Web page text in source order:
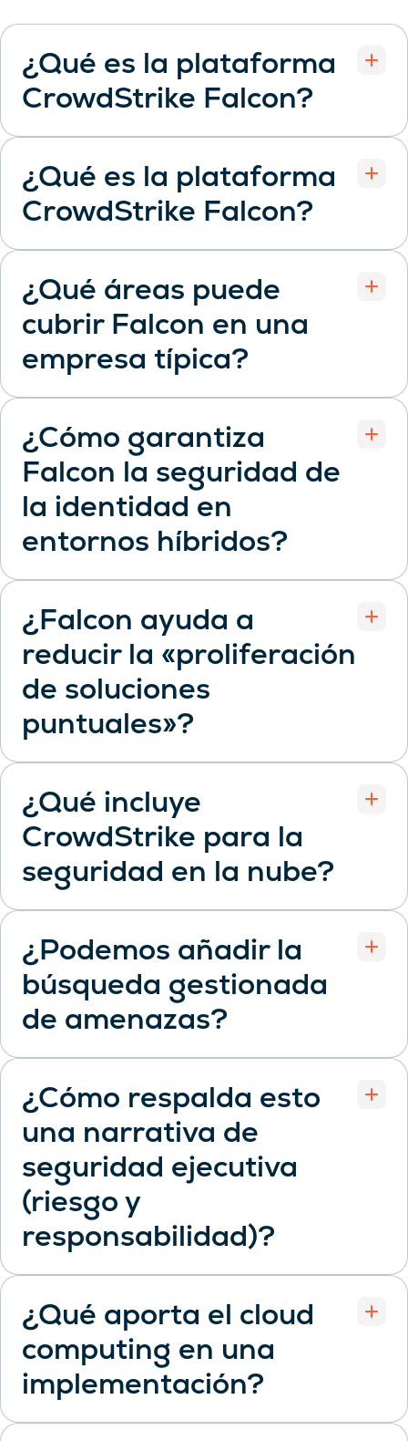
¿Qué es la plataforma
CrowdStrike Falcon?
Open
¿Qué es la plataforma
CrowdStrike Falcon?
Open
¿Qué áreas puede
cubrir Falcon en una
empresa típica?
Open
¿Cómo garantiza
Falcon la seguridad de
la identidad en
entornos híbridos?
¿Falcon ayuda a
reducir la «proliferación
de soluciones
puntuales»?
¿Qué incluye
CrowdStrike para la
seguridad en la nube?
Open
¿Podemos añadir la
búsqueda gestionada
de amenazas?
Open
¿Cómo respalda esto
una narrativa de
seguridad ejecutiva
(riesgo y
responsabilidad)?
Open
¿Qué aporta el cloud
computing en una
implementación?
Open